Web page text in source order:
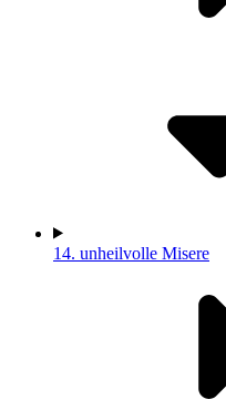
14. unheilvolle Misere